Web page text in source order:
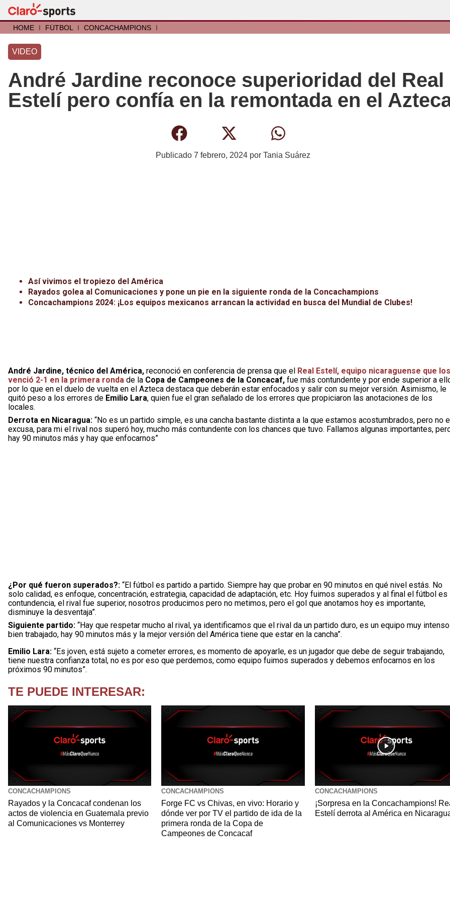
HOME I FÚTBOL I CONCACHAMPIONS I
VIDEO
André Jardine reconoce superioridad del Real
Estelí pero confía en la remontada en el
Publicado 7 febrero, 2024 por Tania Suárez
Así vivimos el tropiezo del América
Rayados golea al Comunicaciones y pone un pie en la siguiente ronda de la Concachampions
Concachampions 2024: ¡Los equipos mexicanos arrancan la actividad en busca del Mundial de Clubes!
André Jardine, técnico del América, reconoció en conferencia de prensa que el Real Estelí, equipo nicaraguense que los
venció 2-1 en la primera ronda de la Copa de Campeones de la Concacaf, fue más contundente y por ende superior a
por lo que en el duelo de vuelta en el Azteca destaca que deberán estar enfocados y salir con su mejor versión. Asimismo, le
quitó peso a los errores de Emilio Lara, quien fue el gran señalado de los errores que propiciaron las anotaciones de los
locales.
Derrota en Nicaragua: “No es un partido simple, es una cancha bastante distinta a la que estamos acostumbrados, pero no
excusa, para mi el rival nos superó hoy, mucho más contundente con los chances que tuvo. Fallamos algunas importantes,
hay 90 minutos más y hay que enfocarnos”
¿Por qué fueron superados?: “El fútbol es partido a partido. Siempre hay que probar en 90 minutos en qué nivel estás. No
solo calidad, es enfoque, concentración, estrategia, capacidad de adaptación, etc. Hoy fuimos superados y al final el fútbol es
contundencia, el rival fue superior, nosotros producimos pero no metimos, pero el gol que anotamos hoy es importante,
disminuye la desventaja”.
Siguiente partido: “Hay que respetar mucho al rival, ya identificamos que el rival da un partido duro, es un equipo muy
bien trabajado, hay 90 minutos más y la mejor versión del América tiene que estar en la cancha”.
Emilio Lara: “Es joven, está sujeto a cometer errores, es momento de apoyarle, es un jugador que debe de seguir trabajando,
tiene nuestra confianza total, no es por eso que perdemos, como equipo fuimos superados y debemos enfocarnos en los
próximos 90 minutos”.
TE PUEDE INTERESAR:
CONCACHAMPIONS
Rayados y la Concacaf condenan los
actos de violencia en Guatemala previo
al Comunicaciones vs Monterrey
CONCACHAMPIONS
Forge FC vs Chivas, en vivo: Horario y
dónde ver por TV el partido de ida de la
primera ronda de la Copa de
Campeones de Concacaf
CONCACHAMPIONS
¡Sorpresa en la Concachampions!
Estelí derrota al América en